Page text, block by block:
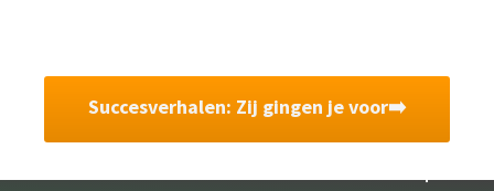
Succesverhalen: Zij gingen je voor➡️